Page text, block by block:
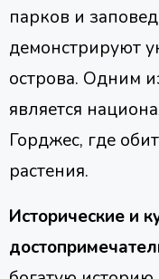
парков и
демонстрируют
острова. Одним
является
Горджес, где
растения.
Исторические и